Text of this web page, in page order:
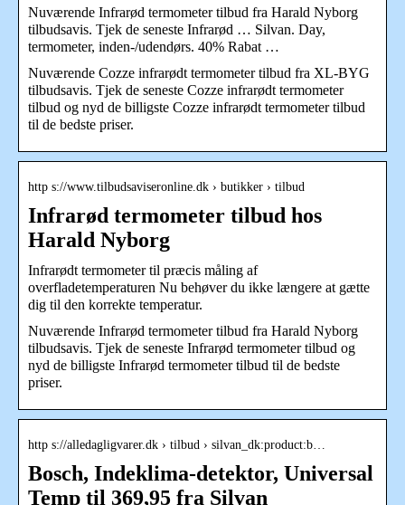
Nuværende Infrarød termometer tilbud fra Harald Nyborg
tilbudsavis. Tjek de seneste Infrarød … Silvan. Day,
termometer, inden-/udendørs. 40% Rabat …
Nuværende Cozze infrarødt termometer tilbud fra XL-BYG
tilbudsavis. Tjek de seneste Cozze infrarødt termometer
tilbud og nyd de billigste Cozze infrarødt termometer tilbud
til de bedste priser.
http s://www.tilbudsaviseronline.dk › butikker › tilbud
Infrarød termometer tilbud hos
Harald Nyborg
Infrarødt termometer til præcis måling af
overfladetemperaturen Nu behøver du ikke længere at gætte
dig til den korrekte temperatur.
Nuværende Infrarød termometer tilbud fra Harald Nyborg
tilbudsavis. Tjek de seneste Infrarød termometer tilbud og
nyd de billigste Infrarød termometer tilbud til de bedste
priser.
http s://alledagligvarer.dk › tilbud › silvan_dk:product:b…
Bosch, Indeklima-detektor, Universal
Temp til 369,95 fra Silvan